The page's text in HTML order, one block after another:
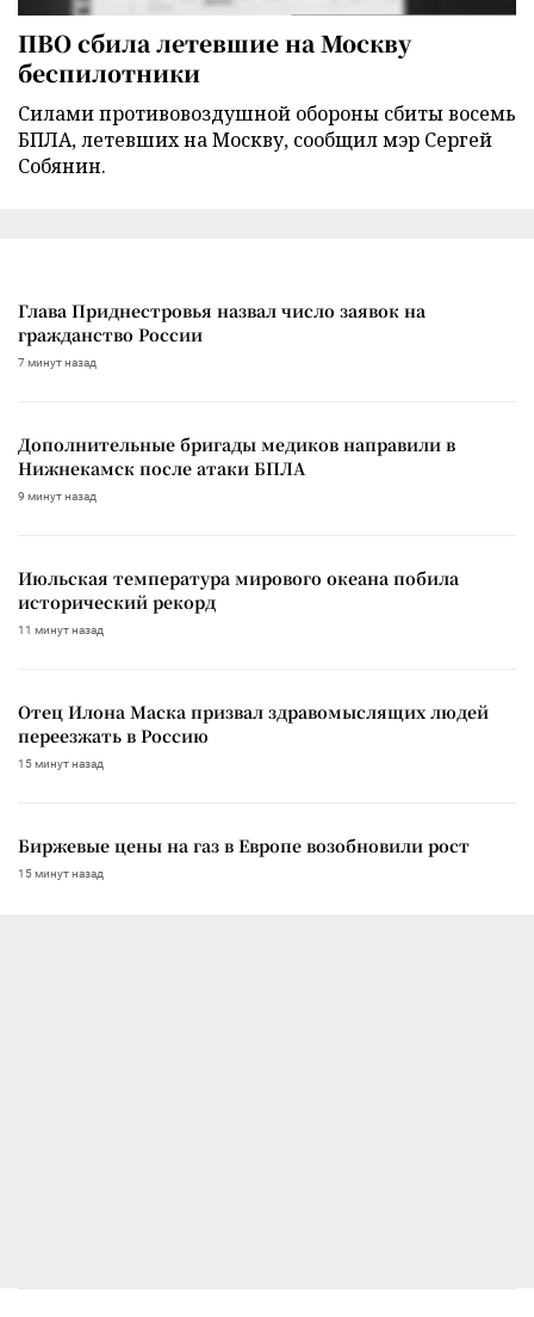
ПВО сбила летевшие на Москву
беспилотники
Силами противовоздушной обороны сбиты восемь
БПЛА, летевших на Москву, сообщил мэр Сергей
Собянин.
Глава Приднестровья назвал число заявок на
гражданство России
7 минут назад
Дополнительные бригады медиков направили в
Нижнекамск после атаки БПЛА
9 минут назад
Июльская температура мирового океана побила
исторический рекорд
11 минут назад
Отец Илона Маска призвал здравомыслящих людей
переезжать в Россию
15 минут назад
Биржевые цены на газ в Европе возобновили рост
15 минут назад